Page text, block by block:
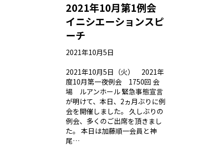
2021年10月第1例会
イニシエーションスピ
ーチ
2021年10月5日
2021年10月5日（火） 2021年
度10月第一夜例会 1750回 会
場 ルアンホール 緊急事態宣言
が明けて、本日、2ヵ月ぶりに例
会を開催しました。 久しぶりの
例会、多くのご出席を頂きまし
た。 本日は加藤順一会員と神
尾…